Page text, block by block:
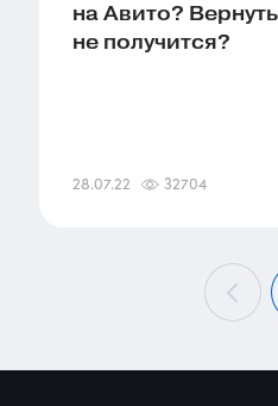
на Авито?
не получится?
28.07.22 32704